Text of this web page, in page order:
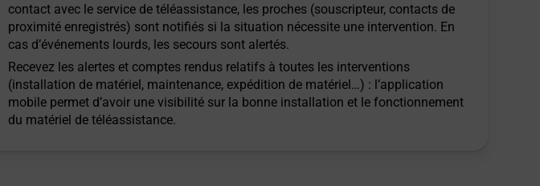
contact avec le service de téléassistance, les proches (souscripteur, contacts de
proximité enregistrés) sont notifiés si la situation nécessite une intervention. En
cas d’événements lourds, les secours sont alertés.
Recevez les alertes et comptes rendus relatifs à toutes les interventions
(installation de matériel, maintenance, expédition de matériel…) : l’application
mobile permet d’avoir une visibilité sur la bonne installation et le fonctionnement
du matériel de téléassistance.